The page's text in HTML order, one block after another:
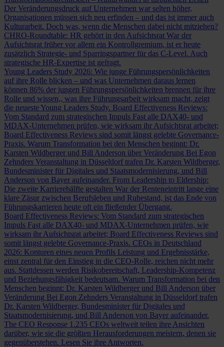
Der Veränderungsdruck auf Unternehmen war selten höher,
Organisationen müssen sich neu erfinden – und das ist immer auch
Kulturarbeit. Doch was, wenn die Menschen dabei nicht mitziehen?
CHRO-Roundtable: HR gehört in den Aufsichtsrat War der
Aufsichtsrat früher vor allem ein Kontrollgremium, ist er heute
zusätzlich Strategie- und Sparringspartner für das C-Level. Auch
strategische HR-Expertise ist gefragt.
Young Leaders Study 2026: Wie junge Führungspersönlichkeiten
auf ihre Rolle blicken – und was Unternehmen daraus lernen
können 86% der jungen Führungspersönlichkeiten brennen für ihre
Rolle und wissen,, was ihre Führungsarbeit wirksam macht, zeigt
die neueste Young Leaders Study. Board Effectiveness Reviews:
Vom Standard zum strategischen Impuls Fast alle DAX40- und
MDAX-Unternehmen prüfen, wie wirksam ihr Aufsichtsrat arbeitet;
Board Effectiveness Reviews sind somit längst gelebte Governance-
Praxis. Warum Transformation bei den Menschen beginnt: Dr.
Karsten Wildberger und Bill Anderson über Veränderung Bei Egon
Zehnders Veranstaltung in Düsseldorf trafen Dr. Karsten Wildberger,
Bundesminister für Digitales und Staatsmodernisierung, und Bill
Anderson von Bayer aufeinander. From Leadership to Eldership:
Die zweite Karrierehälfte gestalten War der Renteneintritt lange eine
klare Zäsur zwischen Berufsleben und Ruhestand, ist das Ende von
Führungskarrieren heute oft ein fließender Übergang.
Board Effectiveness Reviews: Vom Standard zum strategischen
Impuls Fast alle DAX40- und MDAX-Unternehmen prüfen, wie
wirksam ihr Aufsichtsrat arbeitet; Board Effectiveness Reviews sind
somit längst gelebte Governance-Praxis. CEOs in Deutschland
2026: Konturen eines neuen Profils Leistung und Ergebnisstärke,
einst zentral für den Einstieg in die CEO-Rolle, reichen nicht mehr
aus. Stattdessen werden Risikobereitschaft, Leadership-Kompetenz
und Beziehungsfähigkeit bedeutsam. Warum Transformation bei den
Menschen beginnt: Dr. Karsten Wildberger und Bill Anderson über
Veränderung Bei Egon Zehnders Veranstaltung in Düsseldorf trafen
Dr. Karsten Wildberger, Bundesminister für Digitales und
Staatsmodernisierung, und Bill Anderson von Bayer aufeinander.
The CEO Response 1.235 CEOs weltweit teilen ihre Ansichten
darüber, wie sie die größten Herausforderungen meistern, denen sie
gegenüberstehen. Lesen Sie ihre Antworten.